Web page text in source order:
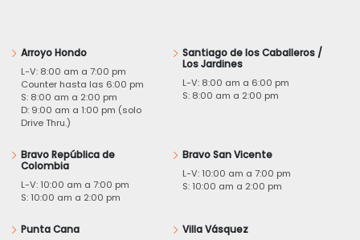
Arroyo Hondo
L-V: 8:00 am a 7:00 pm
Counter hasta las 6:00 pm
S: 8:00 am a 2:00 pm
D: 9:00 am a 1:00 pm (solo
Drive Thru.)
Santiago de los Caballeros /
Los Jardines
L-V: 8:00 am a 6:00 pm
S: 8:00 am a 2:00 pm
Bravo República de
Colombia
L-V: 10:00 am a 7:00 pm
S: 10:00 am a 2:00 pm
Bravo San Vicente
L-V: 10:00 am a 7:00 pm
S: 10:00 am a 2:00 pm
Punta Cana
Villa Vásquez